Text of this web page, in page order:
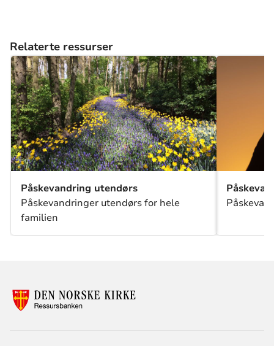
Relaterte ressurser
Påskevandring utendørs
Påskevandringer utendørs for hele
familien